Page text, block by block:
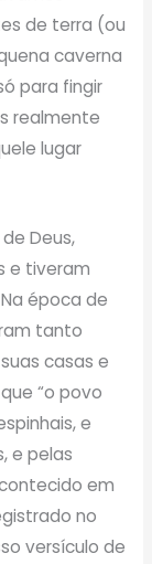
de terra (ou
caverna
para fingir
realmente
lugar
Deus,
e tiveram
época de
tanto
casas e
“o povo
e
e pelas
em
no
versículo de